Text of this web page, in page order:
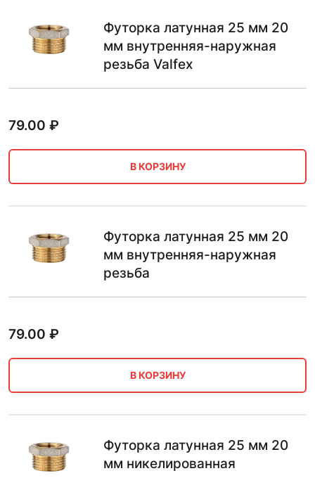
Футорка латунная 25 мм 20
мм внутренняя-наружная
резьба Valfeх
79.00 ₽
В КОРЗИНУ
Футорка латунная 25 мм 20
мм внутренняя-наружная
резьба
79.00 ₽
В КОРЗИНУ
Футорка латунная 25 мм 20
мм никелированная